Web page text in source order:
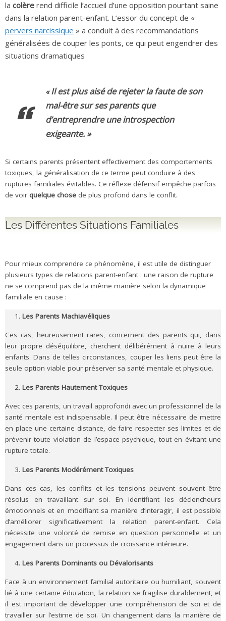
la colère rend difficile l’accueil d’une opposition pourtant saine
dans la relation parent-enfant. L’essor du concept de «
pervers narcissique » a conduit à des recommandations
généralisées de couper les ponts, ce qui peut engendrer des
situations dramatiques
«Il est plus aisé de rejeter la faute de son
mal-être sur ses parents que
d’entreprendre une introspection
exigeante. »
Si certains parents présentent effectivement des comportements
toxiques, la généralisation de ce terme peut conduire à des
ruptures familiales évitables. Ce réflexe défensif empêche parfois
de voir quelque chose de plus profond dans le conflit.
Les Différentes Situations Familiales
Pour mieux comprendre ce phénomène, il est utile de distinguer
plusieurs types de relations parent-enfant : une raison de rupture
ne se comprend pas de la même manière selon la dynamique
familiale en cause :
Les Parents Machiavéliques
Ces cas, heureusement rares, concernent des parents qui, dans
leur propre déséquilibre, cherchent délibérément à nuire à leurs
enfants. Dans de telles circonstances, couper les liens peut être la
seule option viable pour préserver sa santé mentale et physique.
Les Parents Hautement Toxiques
Avec ces parents, un travail approfondi avec un professionnel de la
santé mentale est indispensable. Il peut être nécessaire de mettre
en place une certaine distance, de faire respecter ses limites et de
prévenir toute violation de l’espace psychique, tout en évitant une
rupture totale.
Les Parents Modérément Toxiques
Dans ces cas, les conflits et les tensions peuvent souvent être
résolus en travaillant sur soi. En identifiant les déclencheurs
émotionnels et en modifiant sa manière d’interagir, il est possible
d’améliorer significativement la relation parent-enfant. Cela
nécessite une volonté de remise en question personnelle et un
engagement dans un processus de croissance intérieure.
Les Parents Dominants ou Dévalorisants
Face à un environnement familial autoritaire ou humiliant, souvent
lié à une certaine éducation, la relation se fragilise durablement, et
il est important de développer une compréhension de soi et de
travailler sur l’estime de soi. Un changement dans la manière de